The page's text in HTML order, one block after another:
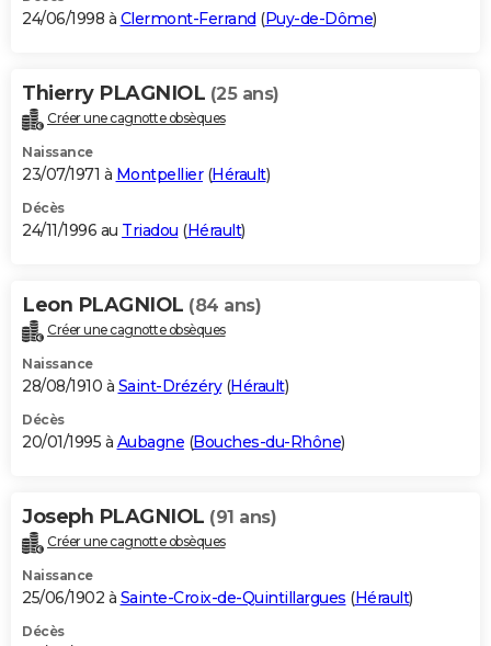
24/06/1998 à Clermont-Ferrand (Puy-de-Dôme)
Thierry PLAGNIOL (25 ans)
Créer une cagnotte obsèques
Naissance
23/07/1971 à Montpellier(Hérault)
Décès
24/11/1996 au Triadou (Hérault)
Leon PLAGNIOL (84 ans)
Créer une cagnotte obsèques
Naissance
28/08/1910 à Saint-Drézéry(Hérault)
Décès
20/01/1995 à Aubagne (Bouches-du-Rhône)
Joseph PLAGNIOL (91 ans)
Créer une cagnotte obsèques
Naissance
25/06/1902 à Sainte-Croix-de-Quintillargues (Hérault)
Décès